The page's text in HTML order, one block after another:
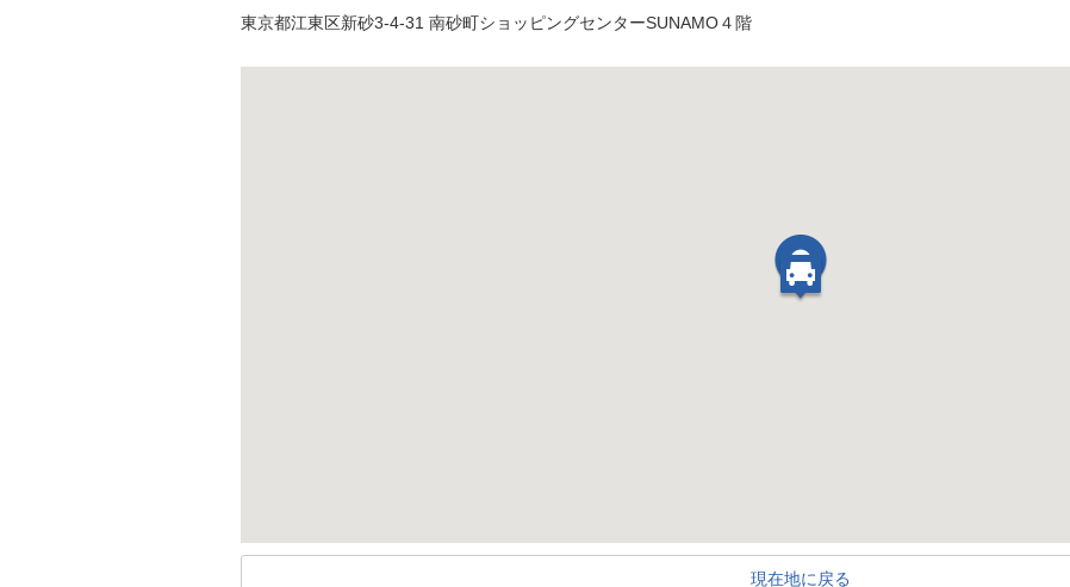
東京都江東区新砂3-4-31 南砂町ショッピングセンターSUNAMO４階
現在地に戻る